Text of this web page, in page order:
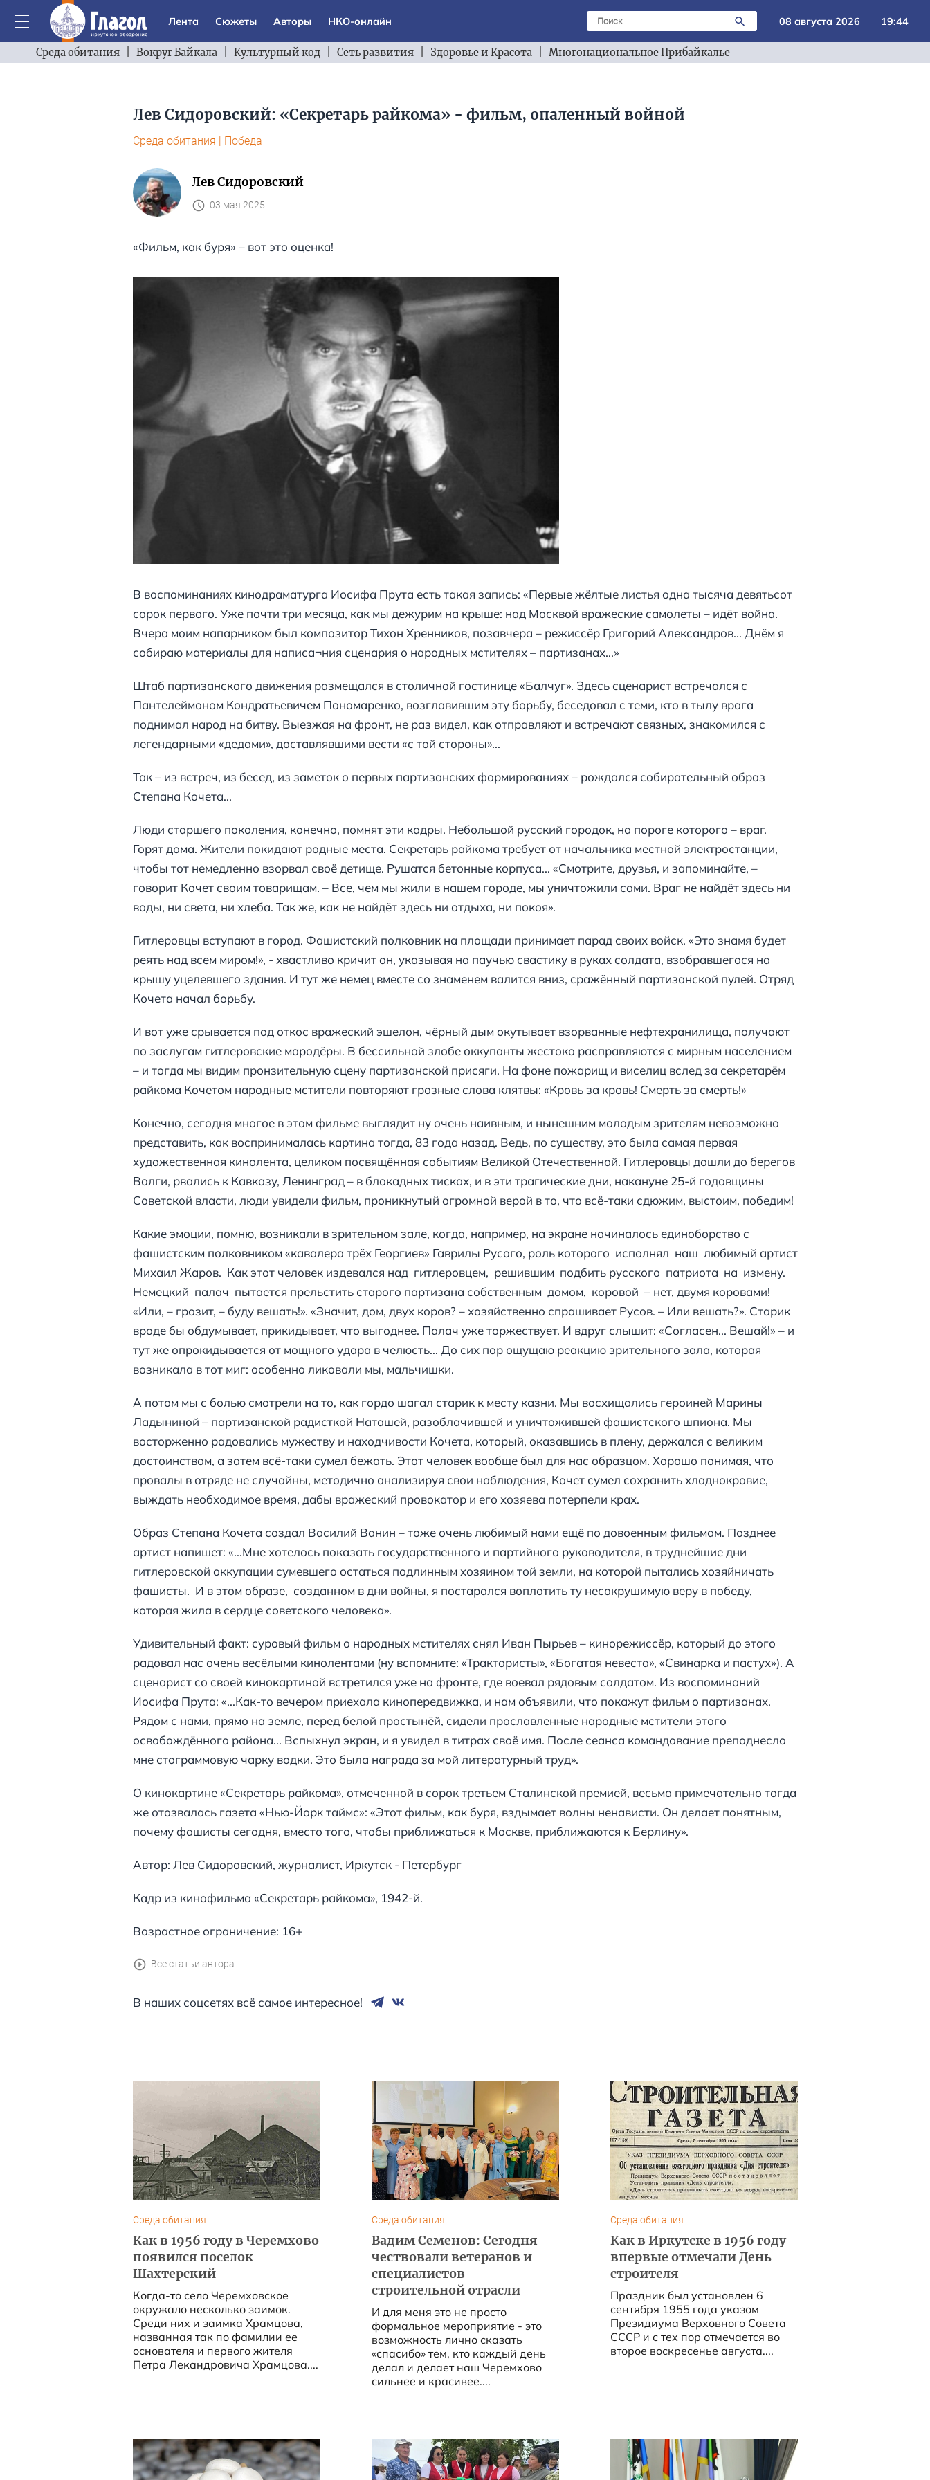
Лента Сюжеты Авторы НКО-онлайн 08 августа 2026 19:44
Среда обитания Вокруг Байкала Культурный код Сеть развития Здоровье и Красота Многонациональное Прибайкалье
Лев Сидоровский: «Секретарь райкома» - фильм, опаленный войной
Среда обитания | Победа
Лев Сидоровский
03 мая 2025
«Фильм, как буря» – вот это оценка!
В воспоминаниях кинодраматурга Иосифа Прута есть такая запись: «Первые жёлтые листья одна тысяча девятьсот
сорок первого. Уже почти три месяца, как мы дежурим на крыше: над Москвой вражеские самолеты – идёт война.
Вчера моим напарником был композитор Тихон Хренников, позавчера – режиссёр Григорий Александров... Днём я
собираю материалы для написа¬ния сценария о народных мстителях – партизанах...»
Штаб партизанского движения размещался в столичной гостинице «Балчуг». Здесь сценарист встречался с
Пантелеймоном Кондратьевичем Пономаренко, возглавившим эту борьбу, беседовал с теми, кто в тылу врага
поднимал народ на битву. Выезжая на фронт, не раз видел, как отправляют и встречают связных, знакомился с
легендарными «дедами», доставлявшими вести «с той стороны»...
Так – из встреч, из бесед, из заметок о первых партизанских формированиях – рождался собирательный образ
Степана Кочета...
Люди старшего поколения, конечно, помнят эти кадры. Небольшой русский городок, на пороге которого – враг.
Горят дома. Жители покидают родные места. Секретарь райкома требует от начальника местной электростанции,
чтобы тот немедленно взорвал своё детище. Рушатся бетонные корпуса... «Смотрите, друзья, и запоминайте, –
говорит Кочет своим товарищам. – Все, чем мы жили в нашем городе, мы уничтожили сами. Враг не найдёт здесь ни
воды, ни света, ни хлеба. Так же, как не найдёт здесь ни отдыха, ни покоя».
Гитлеровцы вступают в город. Фашистский полковник на площади принимает парад своих войск. «Это знамя будет
реять над всем миром!», - хвастливо кричит он, указывая на паучью свастику в руках солдата, взобравшегося на
крышу уцелевшего здания. И тут же немец вместе со знаменем валится вниз, сражённый партизанской пулей. Отряд
Кочета начал борьбу.
И вот уже срывается под откос вражеский эшелон, чёрный дым окутывает взорванные нефтехранилища, получают
по заслугам гитлеровские мародёры. В бессильной злобе оккупанты жестоко расправляются с мирным населением
– и тогда мы видим пронзительную сцену партизанской присяги. На фоне пожарищ и виселиц вслед за секретарём
райкома Кочетом народные мстители повторяют грозные слова клятвы: «Кровь за кровь! Смерть за смерть!»
Конечно, сегодня многое в этом фильме выглядит ну очень наивным, и нынешним молодым зрителям невозможно
представить, как воспринималась картина тогда, 83 года назад. Ведь, по существу, это была самая первая
художественная кинолента, целиком посвящённая событиям Великой Отечественной. Гитлеровцы дошли до берегов
Волги, рвались к Кавказу, Ленинград – в блокадных тисках, и в эти трагические дни, накануне 25-й годовщины
Советской власти, люди увидели фильм, проникнутый огромной верой в то, что всё-таки сдюжим, выстоим, победим!
Какие эмоции, помню, возникали в зрительном зале, когда, например, на экране начиналось единоборство с
фашистским полковником «кавалера трёх Георгиев» Гаврилы Русого, роль которого исполнял наш любимый артист
Михаил Жаров. Как этот человек издевался над гитлеровцем, решившим подбить русского патриота на измену.
Немецкий палач пытается прельстить старого партизана собственным домом, коровой – нет, двумя коровами!
«Или, – грозит, – буду вешать!». «Значит, дом, двух коров? – хозяйственно спрашивает Русов. – Или вешать?». Старик
вроде бы обдумывает, прикидывает, что выгоднее. Палач уже торжествует. И вдруг слышит: «Согласен... Вешай!» – и
тут же опрокидывается от мощного удара в челюсть... До сих пор ощущаю реакцию зрительного зала, которая
возникала в тот миг: особенно ликовали мы, мальчишки.
А потом мы с болью смотрели на то, как гордо шагал старик к месту казни. Мы восхищались героиней Марины
Ладыниной – партизанской радисткой Наташей, разоблачившей и уничтожившей фашистского шпиона. Мы
восторженно радовались мужеству и находчивости Кочета, который, оказавшись в плену, держался с великим
достоинством, а затем всё-таки сумел бежать. Этот человек вообще был для нас образцом. Хорошо понимая, что
провалы в отряде не случайны, методично анализируя свои наблюдения, Кочет сумел сохранить хладнокровие,
выждать необходимое время, дабы вражеский провокатор и его хозяева потерпели крах.
Образ Степана Кочета создал Василий Ванин – тоже очень любимый нами ещё по довоенным фильмам. Позднее
артист напишет: «...Мне хотелось показать государственного и партийного руководителя, в труднейшие дни
гитлеровской оккупации сумевшего остаться подлинным хозяином той земли, на которой пытались хозяйничать
фашисты. И в этом образе, созданном в дни войны, я постарался воплотить ту несокрушимую веру в победу,
которая жила в сердце советского человека».
Удивительный факт: суровый фильм о народных мстителях снял Иван Пырьев – кинорежиссёр, который до этого
радовал нас очень весёлыми кинолентами (ну вспомните: «Трактористы», «Богатая невеста», «Свинарка и пастух»). А
сценарист со своей кинокартиной встретился уже на фронте, где воевал рядовым солдатом. Из воспоминаний
Иосифа Прута: «...Как-то вечером приехала кинопередвижка, и нам объявили, что покажут фильм о партизанах.
Рядом с нами, прямо на земле, перед белой простынёй, сидели прославленные народные мстители этого
освобождённого района... Вспыхнул экран, и я увидел в титрах своё имя. После сеанса командование преподнесло
мне стограммовую чарку водки. Это была награда за мой литературный труд».
О кинокартине «Секретарь райкома», отмеченной в сорок третьем Сталинской премией, весьма примечательно тогда
же отозвалась газета «Нью-Йорк таймс»: «Этот фильм, как буря, вздымает волны ненависти. Он делает понятным,
почему фашисты сегодня, вместо того, чтобы приближаться к Москве, приближаются к Берлину».
Автор: Лев Сидоровский, журналист, Иркутск - Петербург
Кадр из кинофильма «Секретарь райкома», 1942-й.
Возрастное ограничение: 16+
Все статьи автора
В наших соцсетях всё самое интересное!
Среда обитания
Как в 1956 году в Черемхово
появился поселок
Шахтерский
Когда-то село Черемховское
окружало несколько заимок.
Среди них и заимка Храмцова,
названная так по фамилии ее
основателя и первого жителя
Петра Лекандровича Храмцова....
Среда обитания
Вадим Семенов: Сегодня
чествовали ветеранов и
специалистов
строительной отрасли
И для меня это не просто
формальное мероприятие - это
возможность лично сказать
«спасибо» тем, кто каждый день
делал и делает наш Черемхово
сильнее и красивее....
Среда обитания
Как в Иркутске в 1956 году
впервые отмечали День
строителя
Праздник был установлен 6
сентября 1955 года указом
Президиума Верховного Совета
СССР и с тех пор отмечается во
второе воскресенье августа....